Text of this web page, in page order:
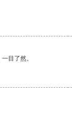
目了然。